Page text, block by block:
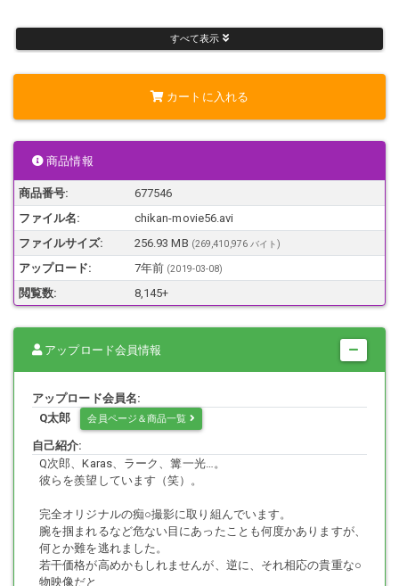
そんななか偶然撮れたのが今回の動画なんですな。
あの日は最初行く予定なかったので、早朝6時にすでに止まってるニュ
ースがでていてラッキーでした(笑)
これはイケる(ﾟ∀ﾟ )と直感的におもい急遽駅へと向かいました。
すごい混雑でホームでタゲちゃんを見極めるのも大変だったんですけ
ど、XXを着た清楚ちゃんを見つけちゃったんですな～(･∀･)ﾆﾔﾆﾔ
かなりかわいい子で肩までさらさらな髪が印象的でした。
絶対この子のこと好きな男子はいると思いますね。
隣りの扉の列にもう1人XXちゃんがいたんですけど、こっちにしといて
ただ、やっぱり明らかに乗る前からこの子を狙ってる師が何人かいて
あの独特のオーラを出してましたね(^_^;)
すべて表示
カートに入れる
商品情報
商品番号:
677546
ファイル名:
chikan-movie56.avi
ファイルサイズ:
256.93 MB (269,410,976 バイト)
アップロード: 7年前 (2019-03-08)
閲覧数: 8,145+
アップロード会員情報
アップロード会員名:
Q太郎
会員ページ＆商品一覧
自己紹介:
Q次郎、Karas、ラーク、篝一光…。
彼らを羨望しています（笑）。
完全オリジナルの痴○撮影に取り組んでいます。
腕を掴まれるなど危ない目にあったことも何度かありますが、
何とか難を逃れました。
若干価格が高めかもしれませんが、逆に、それ相応の貴重な○
物映像だと